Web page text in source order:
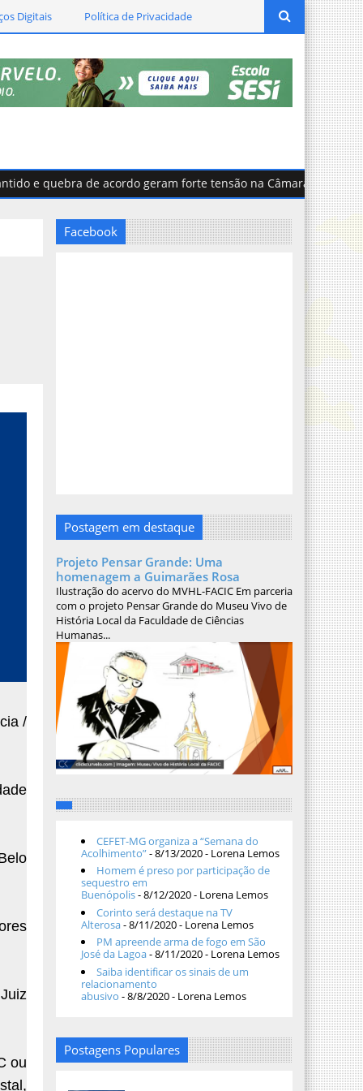
Digitais Política de Privacidade
e quebra de acordo geram forte tensão na Câmara de Curvelo
/
ou
Facebook
Postagem em destaque
Projeto Pensar Grande: Uma
homenagem a Guimarães Rosa
Ilustração do acervo do MVHL-FACIC Em parceria
com o projeto Pensar Grande do Museu Vivo de
História Local da Faculdade de Ciências
Humanas...
CEFET-MG organiza a “Semana do
Acolhimento”- 8/13/2020- Lorena Lemos
Homem é preso por participação de
sequestro em
Buenópolis- 8/12/2020- Lorena Lemos
Corinto será destaque na TV
Alterosa- 8/11/2020- Lorena Lemos
PM apreende arma de fogo em São
José da Lagoa- 8/11/2020- Lorena Lemos
Saiba identificar os sinais de um
relacionamento
abusivo - 8/8/2020- Lorena Lemos
Postagens Populares